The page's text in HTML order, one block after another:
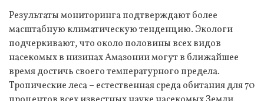
Результаты мониторинга подтверждают более
масштабную климатическую тенденцию. Экологи
подчеркивают, что около половины всех видов
насекомых в низинах Амазонии могут в ближайшее
время достичь своего температурного предела.
Тропические леса – естественная среда обитания для 70